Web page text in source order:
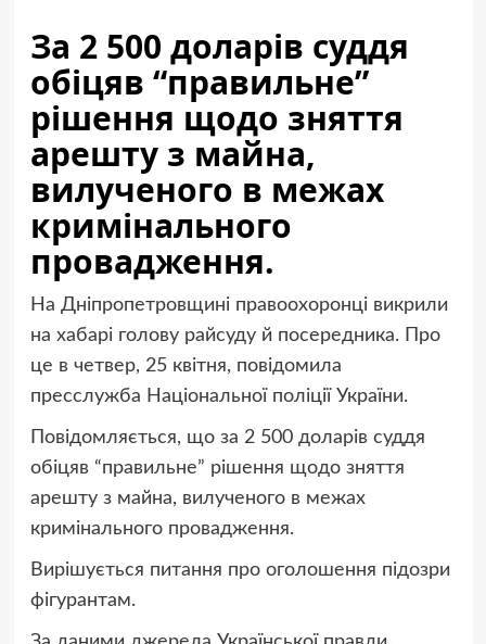
За 2 500 доларів суддя
обіцяв “правильне”
рішення щодо зняття
арешту з майна,
вилученого в межах
кримінального
провадження.
На Дніпропетровщині правоохоронці викрили
на хабарі голову райсуду й посередника. Про
це в четвер, 25 квітня, повідомила
пресслужба Національної поліції України.
Повідомляється, що за 2 500 доларів суддя
обіцяв “правильне” рішення щодо зняття
арешту з майна, вилученого в межах
кримінального провадження.
Вирішується питання про оголошення підозри
фігурантам.